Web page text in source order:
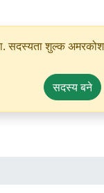
शुल्क
सदस्य बने